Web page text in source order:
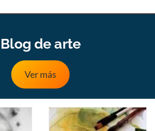
Blog de arte
Ver más